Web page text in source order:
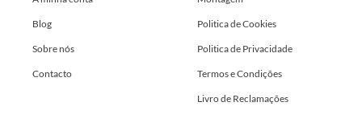
Blog
Sobre nós
Contacto
Politica de Cookies
Politica de Privacidade
Termos e Condições
Livro de Reclamações